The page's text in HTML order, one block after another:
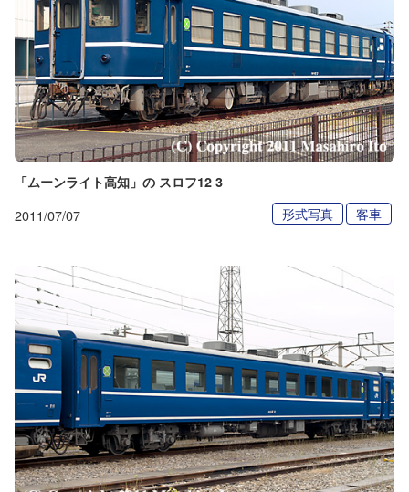
「ムーンライト高知」の スロフ12 3
2011/07/07 形式写真 客車